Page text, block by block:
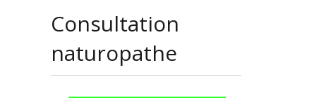
Consultation
naturopathe